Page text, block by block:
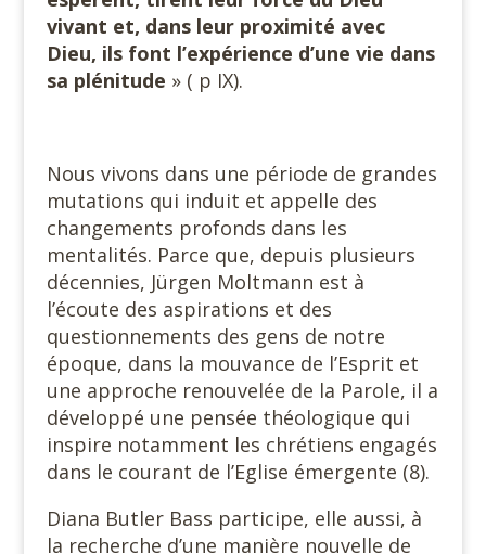
vivant et, dans leur proximité avec
Dieu, ils font l’expérience d’une vie dans
sa plénitude » ( p IX).
Nous vivons dans une période de grandes
mutations qui induit et appelle des
changements profonds dans les
mentalités. Parce que, depuis plusieurs
décennies, Jürgen Moltmann est à
l’écoute des aspirations et des
questionnements des gens de notre
époque, dans la mouvance de l’Esprit et
une approche renouvelée de la Parole, il a
développé une pensée théologique qui
inspire notamment les chrétiens engagés
dans le courant de l’Eglise émergente (8).
Diana Butler Bass participe, elle aussi, à
la recherche d’une manière nouvelle de